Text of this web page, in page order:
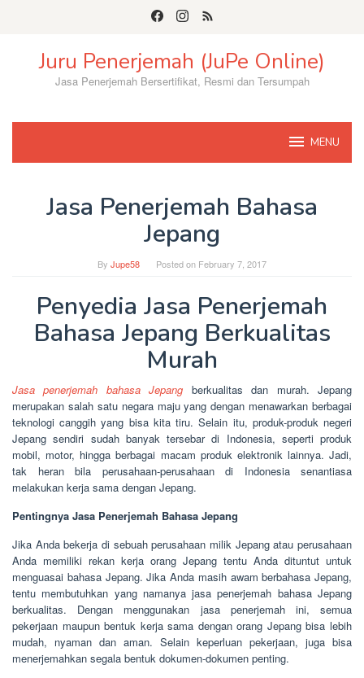
Juru Penerjemah (JuPe Online)
Jasa Penerjemah Bersertifikat, Resmi dan Tersumpah
MENU
Jasa Penerjemah Bahasa
Jepang
By Jupe58 Posted on February 7, 2017
Penyedia Jasa Penerjemah
Bahasa Jepang Berkualitas
Murah
Jasa penerjemah bahasa Jepang berkualitas dan murah. Jepang
merupakan salah satu negara maju yang dengan menawarkan berbagai
teknologi canggih yang bisa kita tiru. Selain itu, produk-produk negeri
Jepang sendiri sudah banyak tersebar di Indonesia, seperti produk
mobil, motor, hingga berbagai macam produk elektronik lainnya. Jadi,
tak heran bila perusahaan-perusahaan di Indonesia senantiasa
melakukan kerja sama dengan Jepang.
Pentingnya Jasa Penerjemah Bahasa Jepang
Jika Anda bekerja di sebuah perusahaan milik Jepang atau perusahaan
Anda memiliki rekan kerja orang Jepang tentu Anda dituntut untuk
menguasai bahasa Jepang. Jika Anda masih awam berbahasa Jepang,
tentu membutuhkan yang namanya jasa penerjemah bahasa Jepang
berkualitas. Dengan menggunakan jasa penerjemah ini, semua
pekerjaan maupun bentuk kerja sama dengan orang Jepang bisa lebih
mudah, nyaman dan aman. Selain keperluan pekerjaan, juga bisa
menerjemahkan segala bentuk dokumen-dokumen penting.